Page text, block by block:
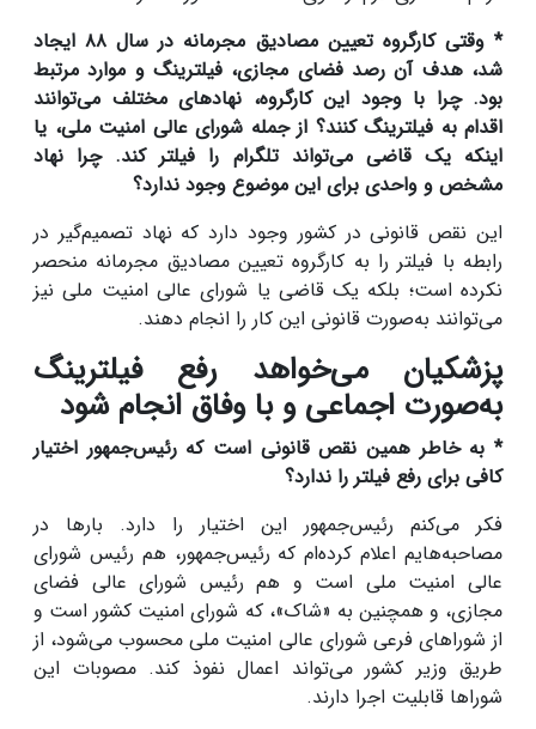
* وقتی کارگروه تعیین مصادیق مجرمانه در سال ۸۸ ایجاد
شد، هدف آن رصد فضای مجازی، فیلترینگ و موارد مرتبط
بود. چرا با وجود این کارگروه، نهادهای مختلف می‌توانند
اقدام به فیلترینگ کنند؟ از جمله شورای عالی امنیت ملی، یا
اینکه یک قاضی می‌تواند تلگرام را فیلتر کند. چرا نهاد
مشخص و واحدی برای این موضوع وجود ندارد؟
این نقص قانونی در کشور وجود دارد که نهاد تصمیم‌گیر در
رابطه با فیلتر را به کارگروه تعیین مصادیق مجرمانه منحصر
نکرده است؛ بلکه یک قاضی یا شورای عالی امنیت ملی نیز
می‌توانند به‌صورت قانونی این کار را انجام دهند.
پزشکیان می‌خواهد رفع فیلترینگ
به‌صورت اجماعی و با وفاق انجام شود
* به خاطر همین نقص قانونی است که رئیس‌جمهور اختیار
کافی برای رفع فیلتر را ندارد؟
فکر می‌کنم رئیس‌جمهور این اختیار را دارد. بارها در
مصاحبه‌هایم اعلام کرده‌ام که رئیس‌جمهور، هم رئیس شورای
عالی امنیت ملی است و هم رئیس شورای عالی فضای
مجازی، و همچنین به «شاک»، که شورای امنیت کشور است و
از شوراهای فرعی شورای عالی امنیت ملی محسوب می‌شود، از
طریق وزیر کشور می‌تواند اعمال نفوذ کند. مصوبات این
شوراها قابلیت اجرا دارند.